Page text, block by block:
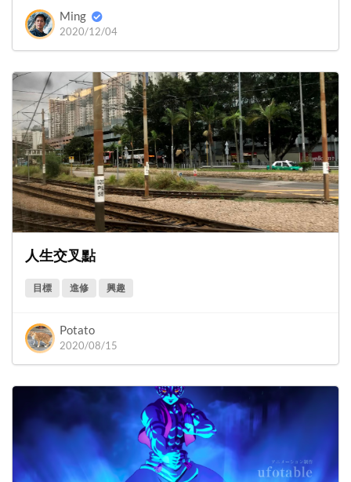
Ming
2020/12/04
人生交叉點
目標 進修 興趣
Potato
2020/08/15